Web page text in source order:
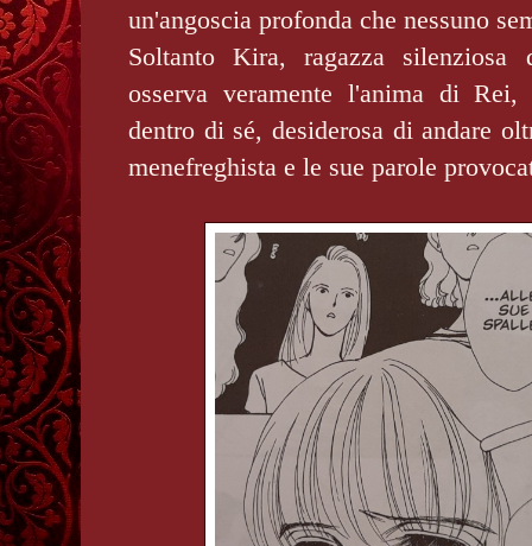
un'angoscia profonda che nessuno
Soltanto Kira, ragazza silenziosa
osserva veramente l'anima di Rei,
dentro di sé, desiderosa di andare
menefreghista e le sue parole